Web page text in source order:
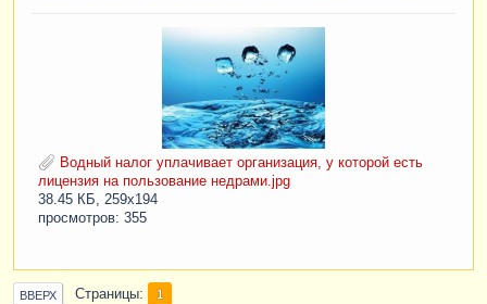
Водный налог уплачивает организация, у которой есть
лицензия на пользование недрами.jpg
38.45 КБ, 259x194
просмотров: 355
ВВЕРХ Страницы 1